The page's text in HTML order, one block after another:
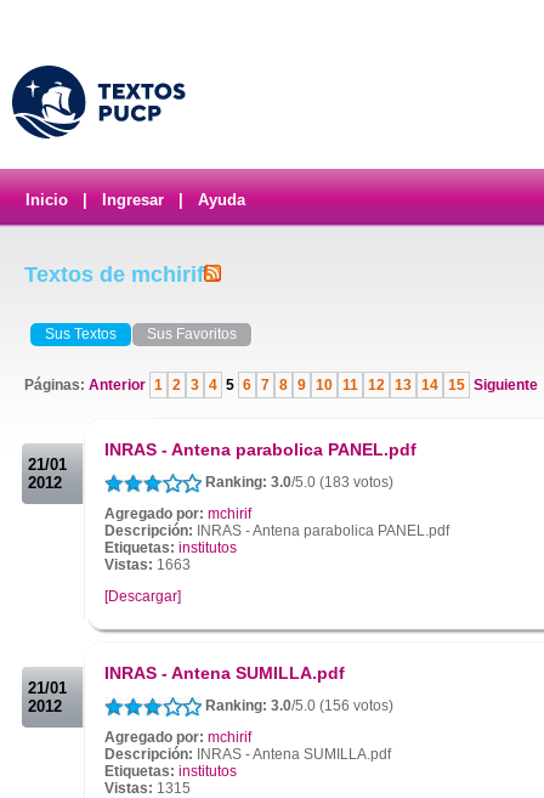
Inicio Ingresar Ayuda
Textos de mchirif
Sus Textos Sus Favoritos
Páginas: Anterior 1 2 3 4 5 6 7 8 9 10 11 12 13 14 15 Siguiente
21/01
2012
INRAS - Antena parabolica PANEL.pdf
Ranking: 3.0/5.0 (183 votos)
Agregado por: mchirif
Descripción: INRAS - Antena parabolica PANEL.pdf
Etiquetas: institutos
Vistas: 1663
[Descargar]
21/01
2012
INRAS - Antena SUMILLA.pdf
Ranking: 3.0/5.0 (156 votos)
Agregado por: mchirif
Descripción: INRAS - Antena SUMILLA.pdf
Etiquetas: institutos
Vistas: 1315